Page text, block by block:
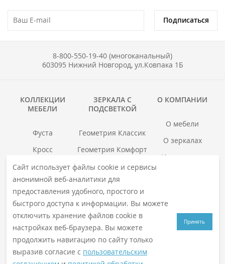
Подписаться
8-800-550-19-40 (многоканальный)
603095 Нижний Новгород, ул.Ковпака 1Б
КОЛЛЕКЦИИ
МЕБЕЛИ
Фуста
Кросс
Гранд
Хоска
Смотреть все →
ЗЕРКАЛА С
ПОДСВЕТКОЙ
Геометрия Классик
Геометрия Комфорт
Геометрия Люкс
Геометрия Медиа
войс
Смотреть все →
О КОМПАНИИ
О мебели
О зеркалах
Инструкции
© 2026VIGO. Все права защищены
Политика конфиденциальности
Принять
Сайт использует файлы cookie и сервисы
анонимной веб-аналитики для
предоставления удобного, простого и
быстрого доступа к информации. Вы можете
отключить хранение файлов cookie в
настройках веб-браузера. Вы можете
продолжить навигацию по сайту только
выразив согласие с пользовательским